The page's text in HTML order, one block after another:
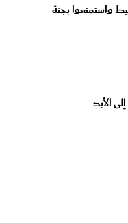
واستمتعوا بجنة
الأبد